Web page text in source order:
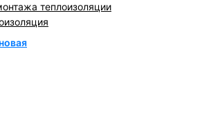
теплоизоляции